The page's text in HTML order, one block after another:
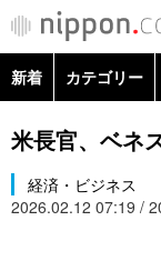
カテゴリー
新着 カテゴリー
政治・外交
経済・ビジネス
米長官、ベネ
経済・ビジネス
2026.02.12 07:19 /